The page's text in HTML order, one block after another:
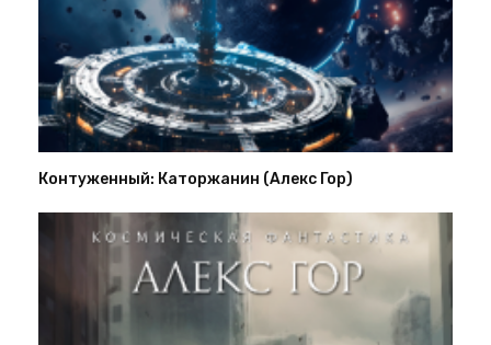
Контуженный: Каторжанин (Алекс Гор)